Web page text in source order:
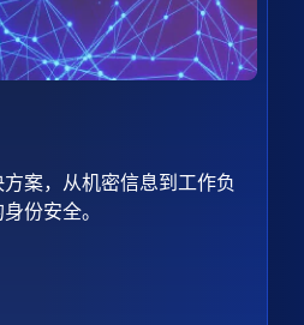
案，从机密信息到工作负
份安全。